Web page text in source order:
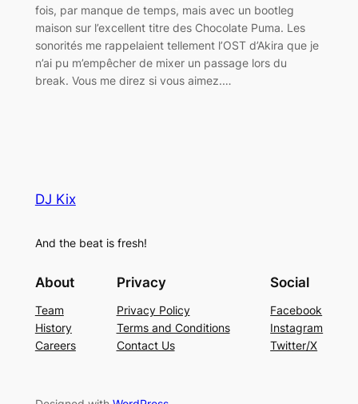
fois, par manque de temps, mais avec un bootleg
maison sur l’excellent titre des Chocolate Puma. Les
sonorités me rappelaient tellement l’OST d’Akira que je
n’ai pu m’empêcher de mixer un passage lors du
break. Vous me direz si vous aimez.…
DJ Kix
And the beat is fresh!
About
Team
History
Careers
Privacy
Privacy Policy
Terms and Conditions
Contact Us
Social
Facebook
Instagram
Twitter/X